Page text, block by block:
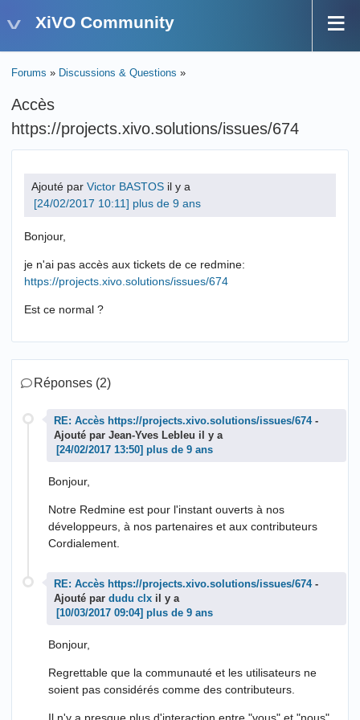
XiVO Community
Forums » Discussions & Questions »
Accès
https://projects.xivo.solutions/issues/674
Ajouté par Victor BASTOS il y a
plus de 9 ans
Bonjour,
je n'ai pas accès aux tickets de ce redmine:
https://projects.xivo.solutions/issues/674
Est ce normal ?
Réponses (2)
RE: Accès https://projects.xivo.solutions/issues/674-
Ajouté par Jean-Yves Lebleu il y a
plus de 9 ans
Bonjour,
Notre Redmine est pour l'instant ouverts à nos
développeurs, à nos partenaires et aux contributeurs
Cordialement.
RE: Accès https://projects.xivo.solutions/issues/674-
Ajouté par dudu clx il y a
plus de 9 ans
Bonjour,
Regrettable que la communauté et les utilisateurs ne
soient pas considérés comme des contributeurs.